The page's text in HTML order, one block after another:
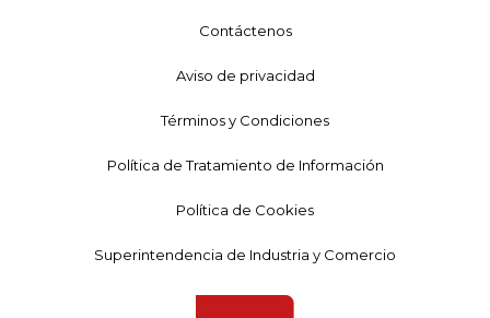
Contáctenos
Aviso de privacidad
Términos y Condiciones
Política de Tratamiento de Información
Política de Cookies
Superintendencia de Industria y Comercio